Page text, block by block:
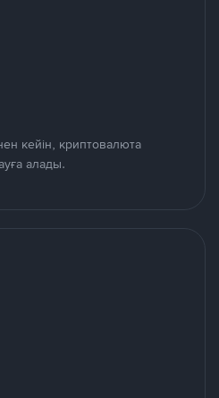
кейін, криптовалюта
алады.